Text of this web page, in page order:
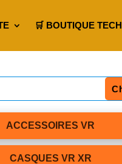
🛒 BOUTIQUE TECH
ACCESSOIRES VR
CASQUES VR XR